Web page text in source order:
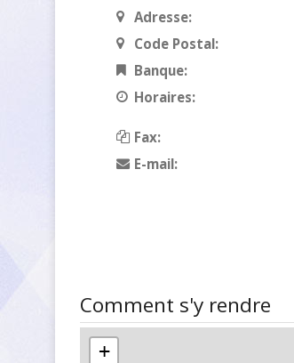
Adresse:
Code Postal:
Banque:
Horaires:
Fax:
E-mail:
Comment s'y rendre
+